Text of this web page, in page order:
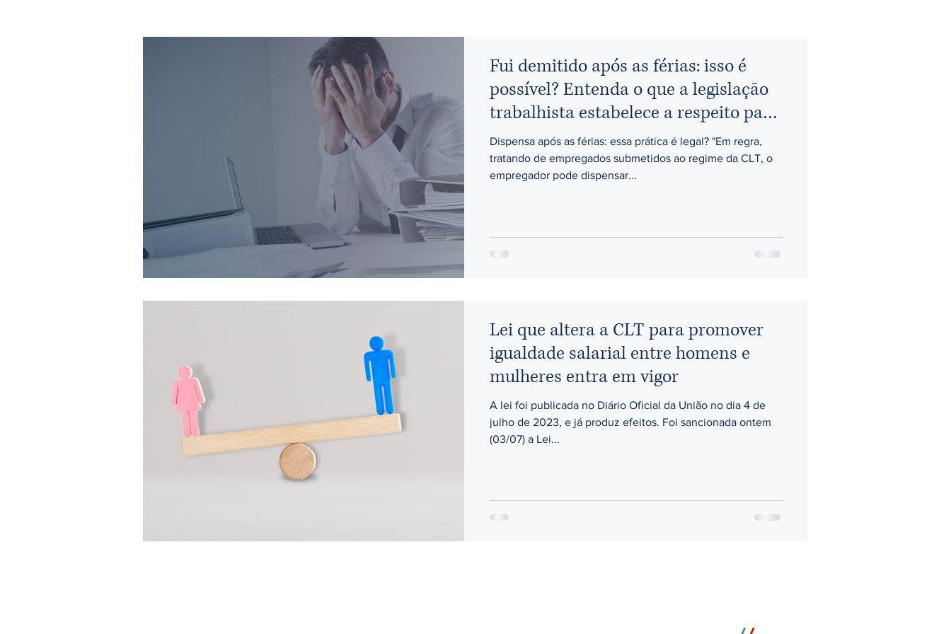
Fui demitido após as férias: isso é
possível? Entenda o que a legislação
trabalhista estabelece a respeito para
empregados
Dispensa após as férias: essa prática é legal? "Em regra,
tratando de empregados submetidos ao regime da CLT, o
empregador pode dispensar...
Lei que altera a CLT para promover
igualdade salarial entre homens e
mulheres entra em vigor
A lei foi publicada no Diário Oficial da União no dia 4 de
julho de 2023, e já produz efeitos. Foi sancionada ontem
(03/07) a Lei...